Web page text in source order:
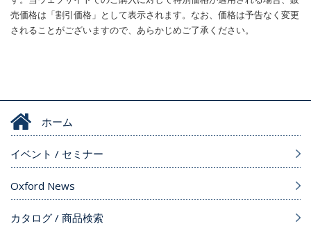
売価格は「割引価格」として表示されます。なお、価格は予告なく変更
されることがございますので、あらかじめご了承ください。
ホーム
イベント / セミナー
Oxford News
カタログ / 商品検索